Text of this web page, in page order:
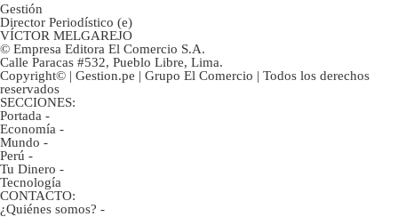
Gestión
Director Periodístico (e)
VÍCTOR MELGAREJO
© Empresa Editora El Comercio S.A.
Calle Paracas #532, Pueblo Libre, Lima.
Copyright© | Gestion.pe | Grupo El Comercio | Todos los derechos
reservados
SECCIONES:
Portada -
Economía -
Mundo -
Perú -
Tu Dinero -
Tecnología
CONTACTO:
¿Quiénes somos? -